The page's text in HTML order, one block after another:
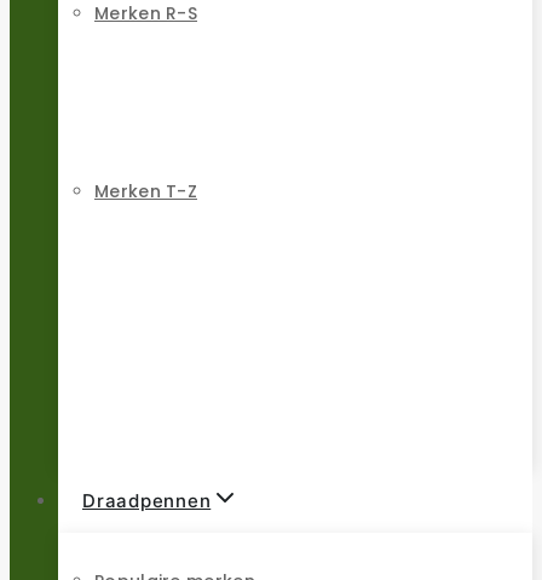
Merken R-S
Merken T-Z
Draadpennen